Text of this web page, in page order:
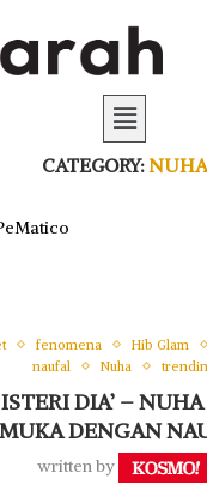
CATEGORY: NUHA
fenomena Hib Glam
naufal
Nuha
ISTERI DIA’ –
MUKA DENGAN
written by